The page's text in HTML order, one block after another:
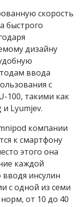
скорость
быстрого
дизайну
ввода
с
100, такими как
Lyumjev.
компании
к смартфону
этого она
каждой
инсулин
с одной из семи
от 10 до 40